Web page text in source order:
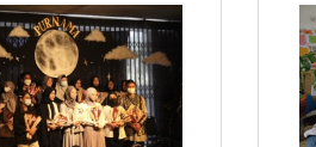
Purnama 2022
(13 Foto)